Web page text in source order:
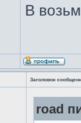
В
Заголовок
road